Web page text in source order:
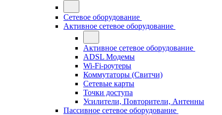
Сетевое оборудование
Активное сетевое оборудование
Активное сетевое оборудование
ADSL Модемы
Wi-Fi-роутеры
Коммутаторы (Свитчи)
Сетевые карты
Точки доступа
Усилители, Повторители, Антенны
Пассивное сетевое оборудование